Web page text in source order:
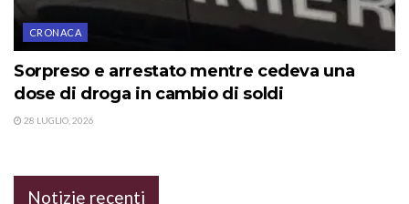
CRONACA
Sorpreso e arrestato mentre cedeva una
dose di droga in cambio di soldi
28 LUGLIO, 2026
Notizie recenti